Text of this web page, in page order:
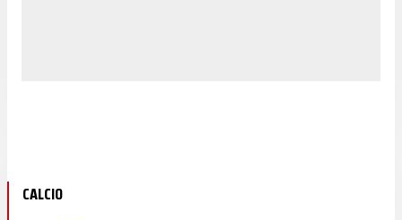
CALCIO